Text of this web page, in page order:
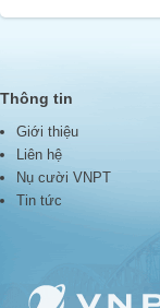
Thông tin
Giới thiệu
Liên hệ
Nụ cười VNPT
Tin tức